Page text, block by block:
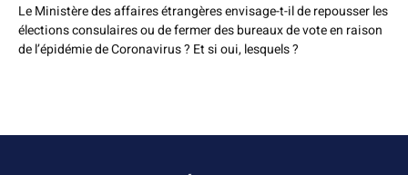
Le Ministère des affaires étrangères envisage-t-il de repousser les
élections consulaires ou de fermer des bureaux de vote en raison
de l’épidémie de Coronavirus ? Et si oui, lesquels ?